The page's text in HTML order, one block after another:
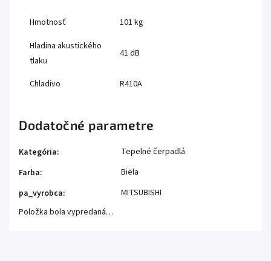
Hmotnosť
101 kg
Hladina akustického
tlaku
41 dB
Chladivo R410A
Dodatočné parametre
Kategória:
Tepelné čerpadlá
Farba:
Biela
pa_vyrobca:
MITSUBISHI
Položka bola vypredaná…